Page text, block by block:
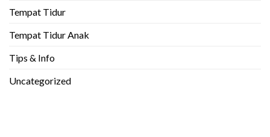
Tempat Tidur
Tempat Tidur Anak
Tips & Info
Uncategorized